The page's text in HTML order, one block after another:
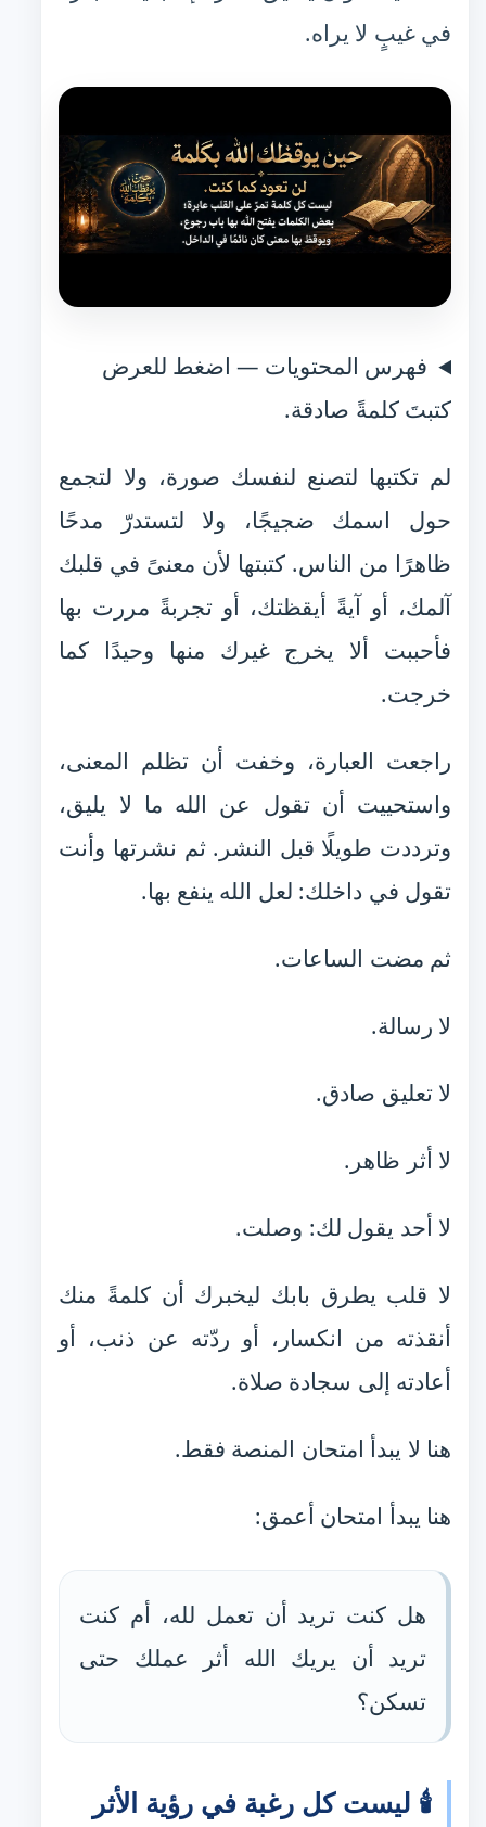
في غيبٍ لا يراه.
فهرس المحتويات — اضغط للعرض
كتبتَ كلمةً صادقة.
لم تكتبها لتصنع لنفسك صورة، ولا لتجمع
حول اسمك ضجيجًا، ولا لتستدرّ مدحًا
ظاهرًا من الناس. كتبتها لأن معنىً في قلبك
آلمك، أو آيةً أيقظتك، أو تجربةً مررت بها
فأحببت ألا يخرج غيرك منها وحيدًا كما
خرجت.
راجعت العبارة، وخفت أن تظلم المعنى،
واستحييت أن تقول عن الله ما لا يليق،
وترددت طويلًا قبل النشر. ثم نشرتها وأنت
تقول في داخلك: لعل الله ينفع بها.
ثم مضت الساعات.
لا رسالة.
لا تعليق صادق.
لا أثر ظاهر.
لا أحد يقول لك: وصلت.
لا قلب يطرق بابك ليخبرك أن كلمةً منك
أنقذته من انكسار، أو ردّته عن ذنب، أو
أعادته إلى سجادة صلاة.
هنا لا يبدأ امتحان المنصة فقط.
هنا يبدأ امتحان أعمق:
هل كنت تريد أن تعمل لله، أم كنت
تريد أن يريك الله أثر عملك حتى
تسكن؟
🕯️ ليست كل رغبة في رؤية الأثر